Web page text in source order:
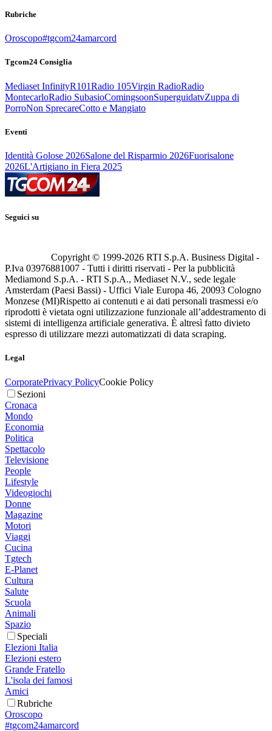
Rubriche
Oroscopo#tgcom24amarcord
Tgcom24 Consiglia
Mediaset InfinityR101Radio 105Virgin RadioRadio
MontecarloRadio SubasioComingsoonSuperguidatvZuppa di
PorroNon SprecareCotto e Mangiato
Eventi
Identità Golose 2026Salone del Risparmio 2026Fuorisalone
2026L'Artigiano in Fiera 2025
Seguici su
Copyright © 1999-2026 RTI S.p.A. Business Digital -
P.Iva 03976881007 - Tutti i diritti riservati - Per la pubblicità
Mediamond S.p.A. - RTI S.p.A., Mediaset N.V., sede legale
Amsterdam (Paesi Bassi) - Uffici Viale Europa 46, 20093 Cologno
Monzese (MI)Rispetto ai contenuti e ai dati personali trasmessi e/o
riprodotti è vietata ogni utilizzazione funzionale all’addestramento di
sistemi di intelligenza artificiale generativa. È altresì fatto divieto
espresso di utilizzare mezzi automatizzati di data scraping.
Legal
CorporatePrivacy PolicyCookie Policy
Sezioni
Cronaca
Mondo
Economia
Politica
Spettacolo
Televisione
People
Lifestyle
Videogiochi
Donne
Magazine
Motori
Viaggi
Cucina
Tgtech
E-Planet
Cultura
Salute
Scuola
Animali
Spazio
Speciali
Elezioni Italia
Elezioni estero
Grande Fratello
L'isola dei famosi
Amici
Rubriche
Oroscopo
#tgcom24amarcord